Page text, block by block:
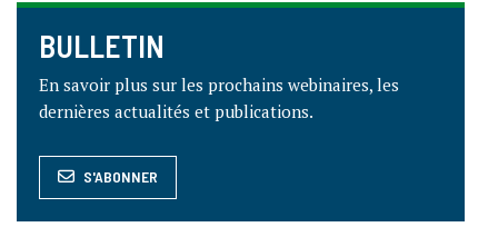
BULLETIN
En savoir plus sur les prochains webinaires, les
dernières actualités et publications.
S'ABONNER